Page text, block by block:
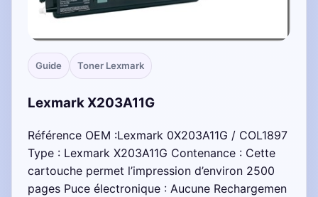
Guide Toner Lexmark
Lexmark X203A11G
Référence OEM :Lexmark 0X203A11G / COL1897
Type : Lexmark X203A11G Contenance : Cette
cartouche permet l’impression d’environ 2500
pages Puce électronique : Aucune Rechargemen